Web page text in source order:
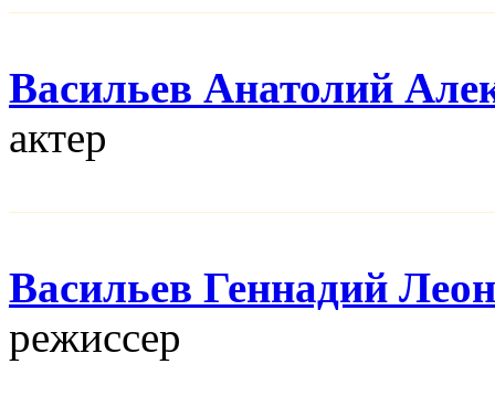
Васильев Анатолий
актер
Васильев Геннадий
режисcер